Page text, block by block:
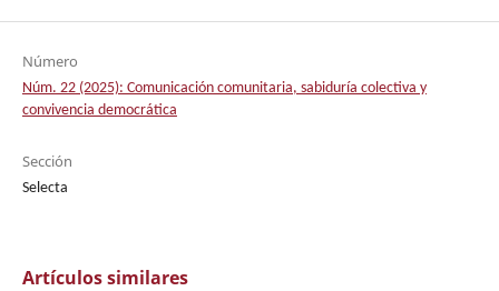
Número
Núm. 22 (2025): Comunicación comunitaria, sabiduría colectiva y
convivencia democrática
Sección
Selecta
Artículos similares